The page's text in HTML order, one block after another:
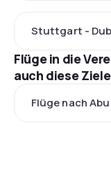
Stuttgart -
Flüge in die
auch diese
Flüge nach